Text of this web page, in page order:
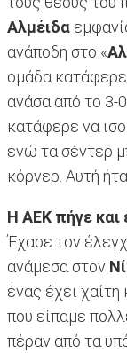
Αλμέιδα
ανάποδη στο «
ομάδα
ανάσα από το 3-
κατάφερε να
ενώ τα σέντερ
κόρνερ. Αυτή
Η ΑΕΚ πήγε και
Έχασε τον
ανάμεσα στον
ένας έχει
που είπαμε
πέραν από τα